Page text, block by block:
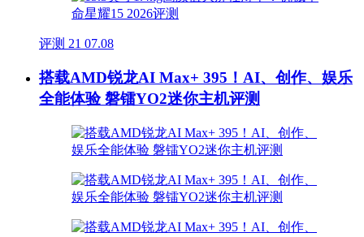
评测 21 07.08
搭载AMD锐龙AI Max+ 395！AI、创作、娱乐
全能体验 磐镭YO2迷你主机评测